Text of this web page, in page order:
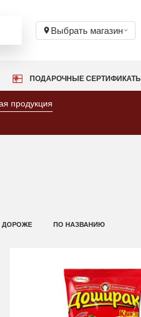
Выбрать магазин
ПОДАРОЧНЫЕ СЕРТИФИКАТЫ
продукция
ДОРОЖЕ ПО НАЗВАНИЮ